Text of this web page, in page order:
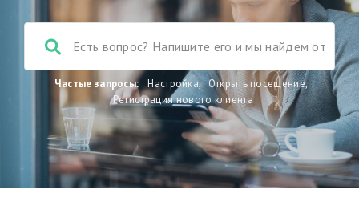
Частые запросы: Настройка, Открыть посещение,
Регистрация нового клиента